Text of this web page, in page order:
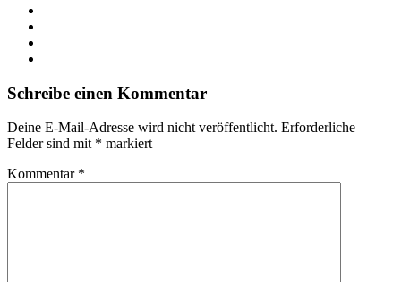
Schreibe einen Kommentar
Deine E-Mail-Adresse wird nicht veröffentlicht. Erforderliche
Felder sind mit * markiert
Kommentar *